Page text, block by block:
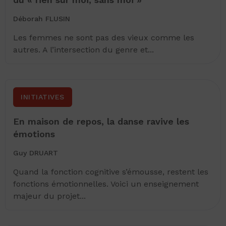
Déborah FLUSIN
Les femmes ne sont pas des vieux comme les
autres. A l’intersection du genre et...
INITIATIVES
En maison de repos, la danse ravive les
émotions
Guy DRUART
Quand la fonction cognitive s’émousse, restent les
fonctions émotionnelles. Voici un enseignement
majeur du projet...